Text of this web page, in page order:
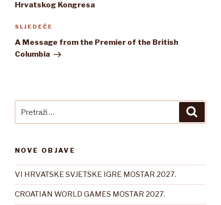
Hrvatskog Kongresa
Sljedeća
objava
SLJEDEĆE
A Message from the Premier of the British
Columbia
NOVE OBJAVE
VI HRVATSKE SVJETSKE IGRE MOSTAR 2027.
CROATIAN WORLD GAMES MOSTAR 2027.